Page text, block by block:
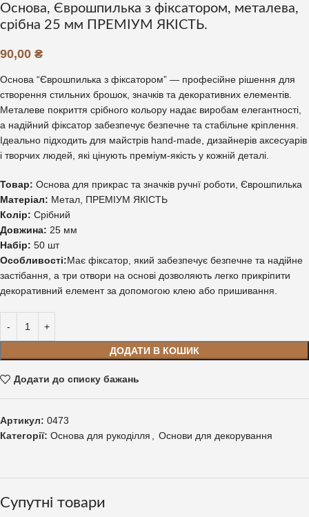
Основа, Єврошпилька з фіксатором, металева,
срібна 25 мм ПРЕМІУМ ЯКІСТЬ.
90,00 ₴
Основа “Єврошпилька з фіксатором” — професійне рішення для
створення стильних брошок, значків та декоративних елементів.
Металеве покриття срібного кольору надає виробам елегантності,
а надійний фіксатор забезпечує безпечне та стабільне кріплення.
Ідеально підходить для майстрів hand-made, дизайнерів аксесуарів
і творчих людей, які цінують преміум-якість у кожній деталі.
Товар: Основа для прикрас та значків ручнї роботи, Єврошпилька
Матеріал: Метал, ПРЕМІУМ ЯКІСТЬ
Колір: Срібний
Довжина: 25 мм
Набір: 50 шт
Особливості:Має фіксатор, який забезпечує безпечне та надійне
застібання, а три отвори на основі дозволяють легко прикріпити
декоративний елемент за допомогою клею або пришивання.
ДОДАТИ В КОШИК
Додати до списку бажань
Артикул: 0473
Категорії: Основа для рукоділля Основи для декорування
Супутні товари